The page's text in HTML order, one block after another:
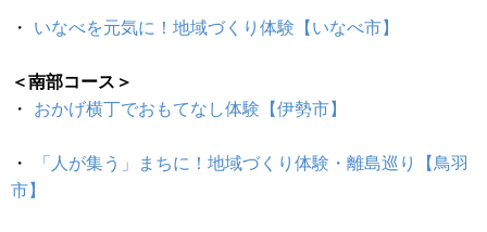
・ いなべを元気に！地域づくり体験【いなべ市】
＜南部コース＞
・ おかげ横丁でおもてなし体験【伊勢市】
・
「人が集う」まちに！地域づくり体験・離島巡り【鳥羽
市】